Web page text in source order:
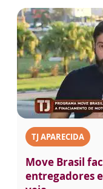
TJ APARECIDA
Move Brasil
entregadores